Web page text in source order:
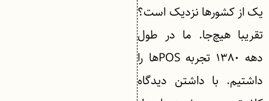
یک از کشورها نزدیک است؟
تقریبا هیچ‌جا. ما در طول
دهه ۱۳۸۰ تجربه POSها را
داشتیم. با داشتن دیدگاه